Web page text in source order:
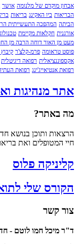
של מלנומה אושר איך
ביו האקינג בריאות בריאות
המהפכה התעשייתית הרביעית
חקלאות מקיימת טכנולוגיות
האור דוחה הרבה מן החושך
פרמ-קלצ'ר קיבוץ אקולוגי
רפואה דיגיטלית רפואה
רפואת העתיד שפע
מנהיגות ואושר
ותוכן בנושא חדשנות
ואת בריאות
פלוס
שלי לתואר
חמו לוטם - חדשנות